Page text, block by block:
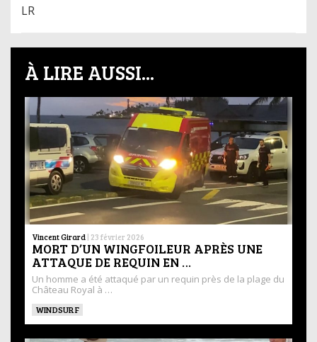
LR
À LIRE AUSSI...
Vincent Girard | 23 février 2026
MORT D’UN WINGFOILEUR APRÈS UNE
ATTAQUE DE REQUIN EN …
Un homme a été attaqué par un requin près de la plage du
Château Royal à …
WINDSURF